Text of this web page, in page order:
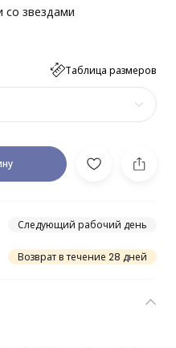
со звездами
Таблица размеров
Следующий рабочий день
Возврат в течение 28 дней